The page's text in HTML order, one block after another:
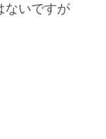
ないですが